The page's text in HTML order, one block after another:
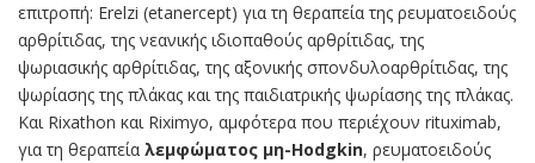
επιτροπή: Erelzi (etanercept) για τη θεραπεία της ρευματοειδούς
αρθρίτιδας, της νεανικής ιδιοπαθούς αρθρίτιδας, της
ψωριασικής αρθρίτιδας, της αξονικής σπονδυλοαρθρίτιδας, της
ψωρίασης της πλάκας και της παιδιατρικής ψωρίασης της πλάκας.
Και Rixathon και Riximyo, αμφότερα που περιέχουν rituximab,
για τη θεραπεία λεμφώματος μη-Hodgkin, ρευματοειδούς